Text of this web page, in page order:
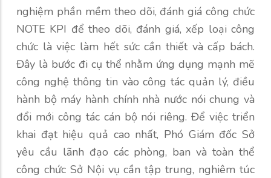
nghiệm phần mềm theo dõi, đánh giá công chức
NOTE KPI để theo dõi, đánh giá, xếp loại công
chức là việc làm hết sức cần thiết và cấp bách.
Đây là bước đi cụ thể nhằm ứng dụng mạnh mẽ
công nghệ thông tin vào công tác quản lý, điều
hành bộ máy hành chính nhà nước nói chung và
đổi mới công tác cán bộ nói riêng. Để việc triển
khai đạt hiệu quả cao nhất, Phó Giám đốc Sở
yêu cầu lãnh đạo các phòng, ban và toàn thể
công chức Sở Nội vụ cần tập trung, nghiêm túc